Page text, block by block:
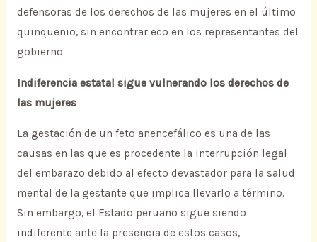
defensoras de los derechos de las mujeres en el último
quinquenio, sin encontrar eco en los representantes del
gobierno.
Indiferencia estatal sigue vulnerando los derechos de
las mujeres
La gestación de un feto anencefálico es una de las
causas en las que es procedente la interrupción legal
del embarazo debido al efecto devastador para la salud
mental de la gestante que implica llevarlo a término.
Sin embargo, el Estado peruano sigue siendo
indiferente ante la presencia de estos casos,